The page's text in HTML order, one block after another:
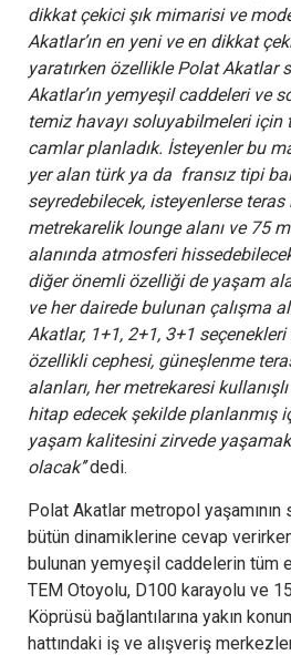
dikkat çekici şık mimarisi ve
Akatlar’ın en yeni ve en dikkat
yaratırken özellikle Polat Akatlar
Akatlar’ın yemyeşil caddeleri ve
temiz havayı soluyabilmeleri için
camlar planladık. İsteyenler bu
yer alan türk ya da fransız tipi
seyredebilecek, isteyenlerse
metrekarelik lounge alanı ve 75
alanında atmosferi
diğer önemli özelliği de yaşam
ve her dairede bulunan çalışma
Akatlar, 1+1, 2+1, 3+1
özellikli cephesi, güneşlenme
alanları, her metrekaresi
hitap edecek şekilde planlanmış
yaşam kalitesini zirvede
olacak’’dedi.
Polat Akatlar metropol yaşamının
bütün dinamiklerine cevap
bulunan yemyeşil caddelerin tüm
TEM Otoyolu, D100 karayolu ve
Köprüsü bağlantılarına yakın
hattındaki iş ve alışveriş